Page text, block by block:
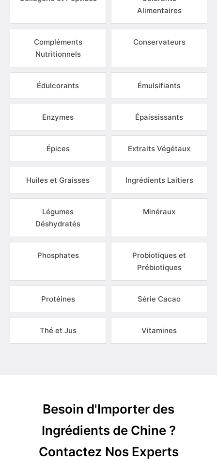
Alimentaires
Compléments
Nutritionnels
Conservateurs
Édulcorants Émulsifiants
Enzymes Épaississants
Épices Extraits Végétaux
Huiles et Graisses Ingrédients Laitiers
Légumes
Déshydratés
Minéraux
Phosphates
Probiotiques et
Prébiotiques
Protéines Série Cacao
Thé et Jus Vitamines
Besoin d'Importer des
Ingrédients de Chine ?
Contactez Nos Experts